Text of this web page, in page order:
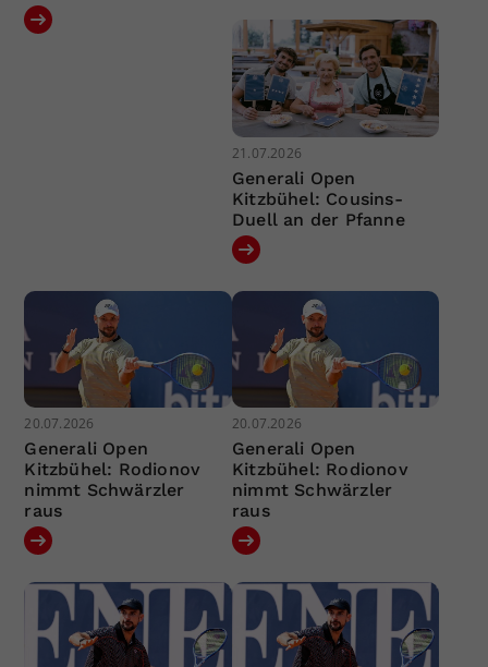
21.07.2026
Generali Open
Kitzbühel: Cousins-
Duell an der Pfanne
20.07.2026
Generali Open
Kitzbühel: Rodionov
nimmt Schwärzler
raus
20.07.2026
Generali Open
Kitzbühel: Rodionov
nimmt Schwärzler
raus